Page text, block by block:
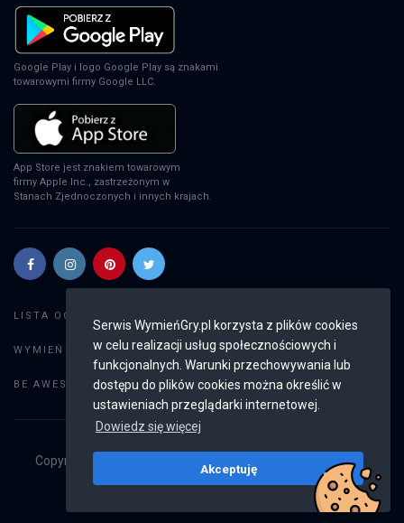
Serwis WymieńGry.pl korzysta z plików cookies
w celu realizacji usług społecznościowych i
funkcjonalnych. Warunki przechowywania lub
dostępu do plików cookies można określić w
ustawieniach przeglądarki internetowej.
Dowiedz się więcej
Akceptuję
Google Play i logo Google Play są znakami
towarowymi firmy Google LLC.
App Store jest znakiem towarowym
firmy Apple Inc., zastrzeżonym w
Stanach Zjednoczonych i innych krajach.
LISTA OGŁOSZEŃ:
WYMIEŃ GRY: Dodaj ogłoszenie
BE AWESOME: Weryfikacja konta
Copyright © 2019 - 2026
Wszystkie prawa
v2.8.4